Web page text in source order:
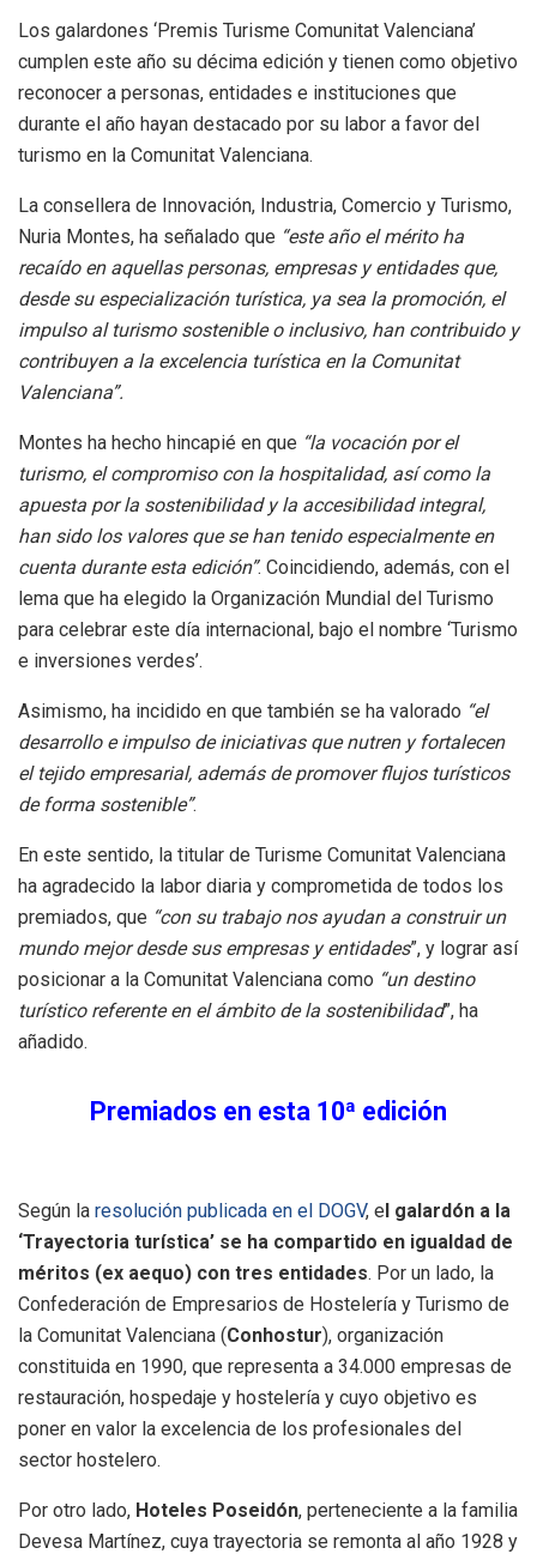
Los galardones ‘Premis Turisme Comunitat Valenciana’
cumplen este año su décima edición y tienen como objetivo
reconocer a personas, entidades e instituciones que
durante el año hayan destacado por su labor a favor del
turismo en la Comunitat Valenciana.
La consellera de Innovación, Industria, Comercio y Turismo,
Nuria Montes, ha señalado que “este año el mérito ha
recaído en aquellas personas, empresas y entidades que,
desde su especialización turística, ya sea la promoción, el
impulso al turismo sostenible o inclusivo, han contribuido y
contribuyen a la excelencia turística en la Comunitat
Valenciana”.
Montes ha hecho hincapié en que “la vocación por el
turismo, el compromiso con la hospitalidad, así como la
apuesta por la sostenibilidad y la accesibilidad integral,
han sido los valores que se han tenido especialmente en
cuenta durante esta edición”. Coincidiendo, además, con el
lema que ha elegido la Organización Mundial del Turismo
para celebrar este día internacional, bajo el nombre ‘Turismo
e inversiones verdes’.
Asimismo, ha incidido en que también se ha valorado “el
desarrollo e impulso de iniciativas que nutren y fortalecen
el tejido empresarial, además de promover flujos turísticos
de forma sostenible”.
En este sentido, la titular de Turisme Comunitat Valenciana
ha agradecido la labor diaria y comprometida de todos los
premiados, que “con su trabajo nos ayudan a construir un
mundo mejor desde sus empresas y entidades”, y lograr así
posicionar a la Comunitat Valenciana como “un destino
turístico referente en el ámbito de la sostenibilidad”, ha
añadido.
Premiados en esta 10ª edición
Según la resolución publicada en el DOGV, e l galardón a la
‘Trayectoria turística’ se ha compartido en igualdad de
méritos (ex aequo) con tres entidades. Por un lado, la
Confederación de Empresarios de Hostelería y Turismo de
la Comunitat Valenciana (Conhostur), organización
constituida en 1990, que representa a 34.000 empresas de
restauración, hospedaje y hostelería y cuyo objetivo es
poner en valor la excelencia de los profesionales del
sector hostelero.
Por otro lado, Hoteles Poseidón, perteneciente a la familia
Devesa Martínez, cuya trayectoria se remonta al año 1928 y